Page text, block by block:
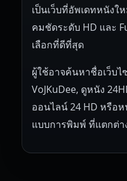
เป็นเว็บที่อัพเดทหนัง
คมชัดระดับ HD และ
เลือกที่ดีที่สุด
ผู้ใช้อาจค้นหาชื่อเว็บ
VoJKuDee, ดูหนัง
ออนไลน์ 24 HD หรือ
แบบการพิมพ์ ที่แตกต่